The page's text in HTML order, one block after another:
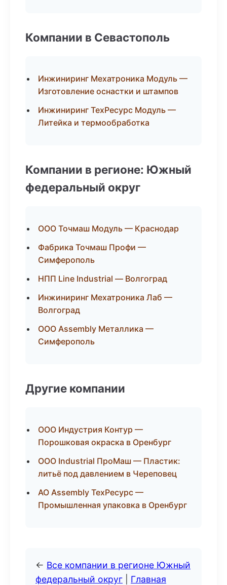
Компании в Севастополь
Инжиниринг Мехатроника Модуль —
Изготовление оснастки и штампов
Инжиниринг ТехРесурс Модуль —
Литейка и термообработка
Компании в регионе: Южный
федеральный округ
ООО Точмаш Модуль — Краснодар
Фабрика Точмаш Профи —
Симферополь
НПП Line Industrial — Волгоград
Инжиниринг Мехатроника Лаб —
Волгоград
ООО Assembly Металлика —
Симферополь
Другие компании
ООО Индустрия Контур —
Порошковая окраска в Оренбург
ООО Industrial ПроМаш — Пластик:
литьё под давлением в Череповец
АО Assembly ТехРесурс —
Промышленная упаковка в Оренбург
← Все компании в регионе Южный
федеральный округ
Главная